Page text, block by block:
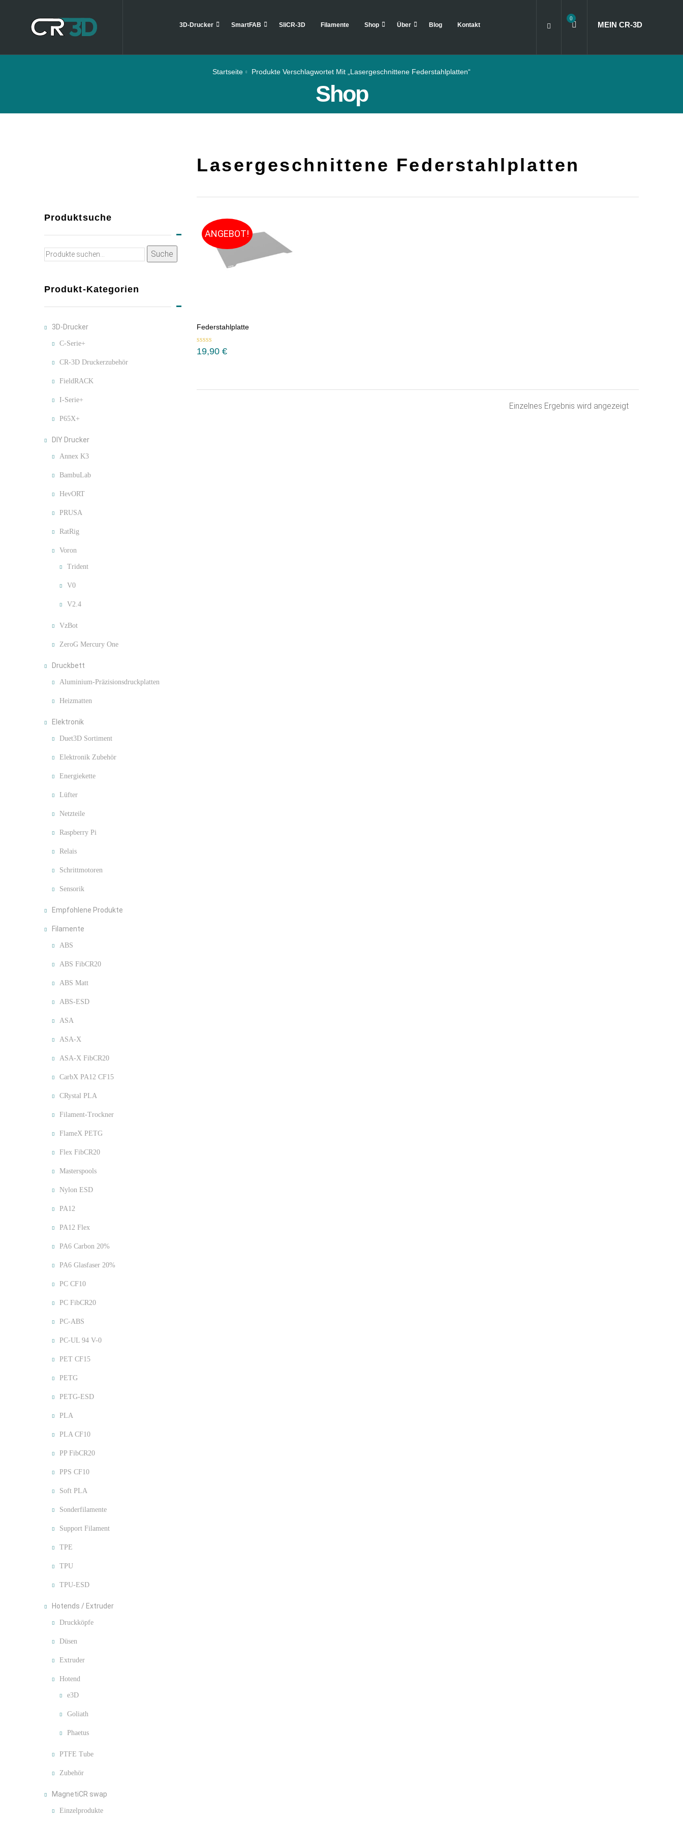
3D-Drucker SmartFAB SliCR-3D Filamente Shop Über Blog Kontakt
0
MEIN CR‑3D
Startseite Produkte Verschlagwortet Mit „Lasergeschnittene Federstahlplatten“
Shop
Produktsuche
Suche
Suche
Produkt-Kategorien
3D-Drucker
C-Serie+
CR-3D Druckerzubehör
FieldRACK
I-Serie+
P65X+
DIY Drucker
Annex K3
BambuLab
HevORT
PRUSA
RatRig
Voron
Trident
V0
V2.4
VzBot
ZeroG Mercury One
Druckbett
Aluminium-Präzisionsdruckplatten
Heizmatten
Elektronik
Duet3D Sortiment
Elektronik Zubehör
Energiekette
Lüfter
Netzteile
Raspberry Pi
Relais
Schrittmotoren
Sensorik
Empfohlene Produkte
Filamente
ABS
ABS FibCR20
ABS Matt
ABS-ESD
ASA
ASA-X
ASA-X FibCR20
CarbX PA12 CF15
CRystal PLA
Filament-Trockner
FlameX PETG
Flex FibCR20
Masterspools
Nylon ESD
PA12
PA12 Flex
PA6 Carbon 20%
PA6 Glasfaser 20%
PC CF10
PC FibCR20
PC-ABS
PC-UL 94 V-0
PET CF15
PETG
PETG-ESD
PLA
PLA CF10
PP FibCR20
PPS CF10
Soft PLA
Sonderfilamente
Support Filament
TPE
TPU
TPU-ESD
Hotends / Extruder
Druckköpfe
Düsen
Extruder
Hotend
e3D
Goliath
Phaetus
PTFE Tube
Zubehör
MagnetiCR swap
Einzelprodukte
Lasergeschnittene Federstahlplatten
ANGEBOT!
Federstahlplatte
Bewertet mit
5.00von 5
19,90 €
Einzelnes Ergebnis wird angezeigt